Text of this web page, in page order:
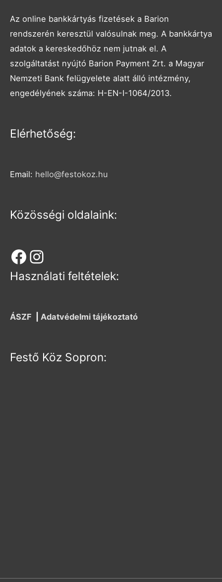
Az online bankkártyás fizetések a Barion
rendszerén keresztül valósulnak meg. A bankkártya
adatok a kereskedőhöz nem jutnak el. A
szolgáltatást nyújtó Barion Payment Zrt. a Magyar
Nemzeti Bank felügyelete alatt álló intézmény,
engedélyének száma: H-EN-I-1064/2013.
Elérhetőség:
Email: hello@festokoz.hu
Közösségi oldalaink:
Facebook
Instagram
Használati feltételek:
ÁSZF Adatvédelmi tájékoztató
Festő Köz Sopron: